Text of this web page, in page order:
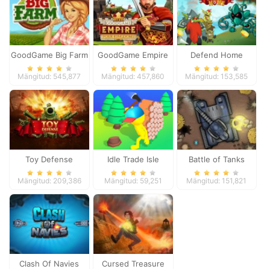
GoodGame Big Farm
Mängitud: 545,877
GoodGame Empire
Mängitud: 457,860
Defend Home
Mängitud: 153,585
Toy Defense
Mängitud: 209,386
Idle Trade Isle
Mängitud: 59,251
Battle of Tanks
Mängitud: 151,821
Clash Of Navies Cursed Treasure